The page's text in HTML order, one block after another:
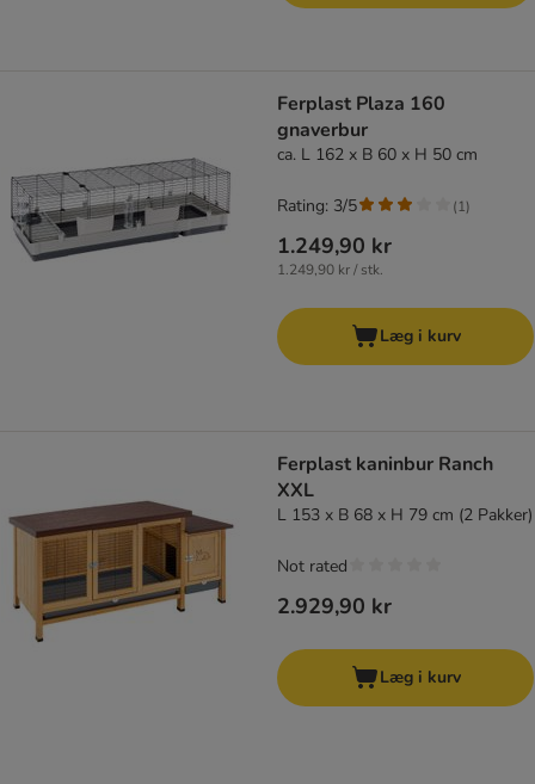
Ferplast Plaza 160
gnaverbur
ca. L 162 x B 60 x H 50 cm
1.249,90 kr
1.249,90 kr / stk.
Rating: 3/5 (1)
Læg i kurv
Ferplast kaninbur Ranch
XXL
L 153 x B 68 x H 79 cm (2 Pakker)
2.929,90 kr
Not rated
Læg i kurv